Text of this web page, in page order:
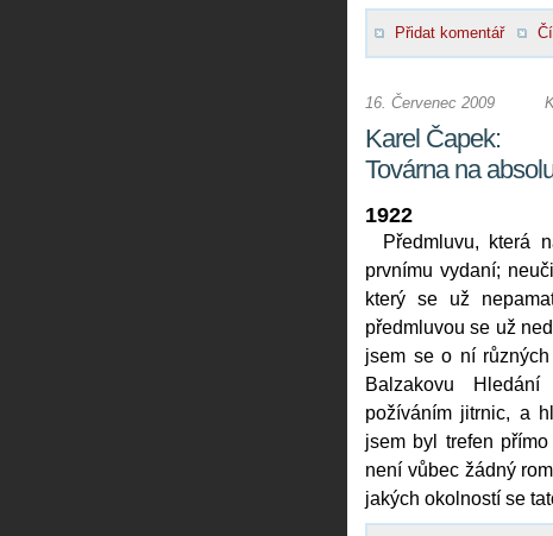
Přidat komentář
16. Červenec 2009
Karel Čapek:
Továrna na
1922
Předmluvu, která
prvnímu vydaní;
který se už
předmluvou se už
jsem se o ní
Balzakovu
požíváním jitrnic, a
jsem byl trefen
není vůbec žádný
jakých okolností se